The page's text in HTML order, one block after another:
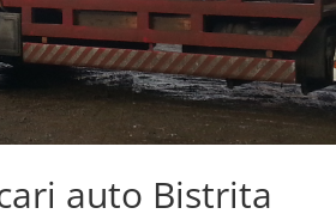
auto Bistrita